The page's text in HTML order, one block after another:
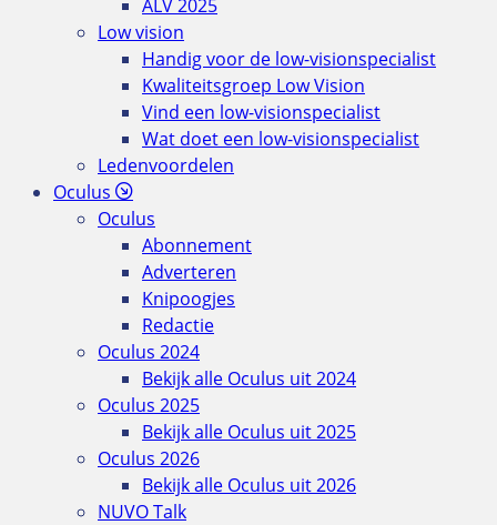
ALV 2025
Low vision
Handig voor de low-visionspecialist
Kwaliteitsgroep Low Vision
Vind een low-visionspecialist
Wat doet een low-visionspecialist
Ledenvoordelen
Oculus
Oculus
Abonnement
Adverteren
Knipoogjes
Redactie
Oculus 2024
Bekijk alle Oculus uit 2024
Oculus 2025
Bekijk alle Oculus uit 2025
Oculus 2026
Bekijk alle Oculus uit 2026
NUVO Talk